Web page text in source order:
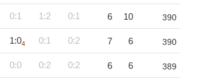
0:1 1:2 0:1 6 10 390
1:04 0:1 0:2 7 6 390
0:0 0:2 0:2 6 6 389